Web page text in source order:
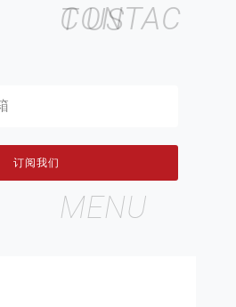
CONTACT US
订阅我们
MENU